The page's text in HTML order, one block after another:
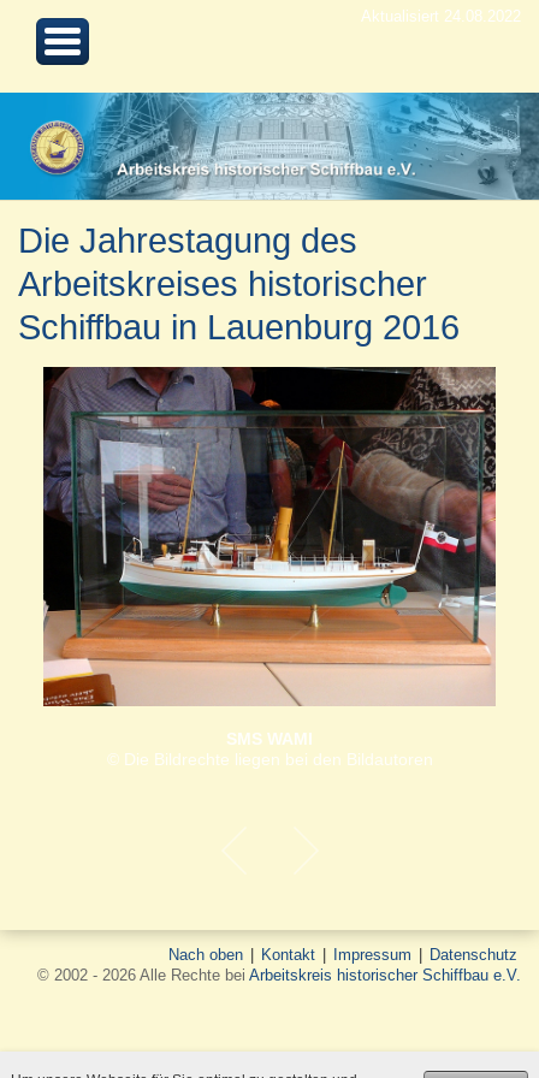
Aktualisiert 24.08.2022
Die Jahrestagung des
Arbeitskreises historischer
Schiffbau in Lauenburg 2016
SMS WAMI
© Die Bildrechte liegen bei den Bildautoren
Nach oben Kontakt Impressum
Datenschutz
© 2002 - 2026 Alle Rechte bei Arbeitskreis historischer Schiffbau e.V.